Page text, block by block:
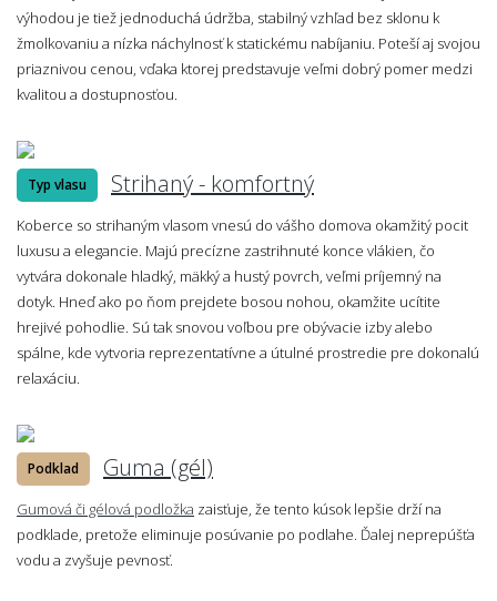
výhodou je tiež jednoduchá údržba, stabilný vzhľad bez sklonu k
žmolkovaniu a nízka náchylnosť k statickému nabíjaniu. Poteší aj svojou
priaznivou cenou, vďaka ktorej predstavuje veľmi dobrý pomer medzi
kvalitou a dostupnosťou.
Typ vlasu Strihaný - komfortný
Koberce so strihaným vlasom vnesú do vášho domova okamžitý pocit
luxusu a elegancie. Majú precízne zastrihnuté konce vlákien, čo
vytvára dokonale hladký, mäkký a hustý povrch, veľmi príjemný na
dotyk. Hneď ako po ňom prejdete bosou nohou, okamžite ucítite
hrejivé pohodlie. Sú tak snovou voľbou pre obývacie izby alebo
spálne, kde vytvoria reprezentatívne a útulné prostredie pre dokonalú
relaxáciu.
Podklad Guma (gél)
Gumová či gélová podložka zaisťuje, že tento kúsok lepšie drží na
podklade, pretože eliminuje posúvanie po podlahe. Ďalej neprepúšťa
vodu a zvyšuje pevnosť.